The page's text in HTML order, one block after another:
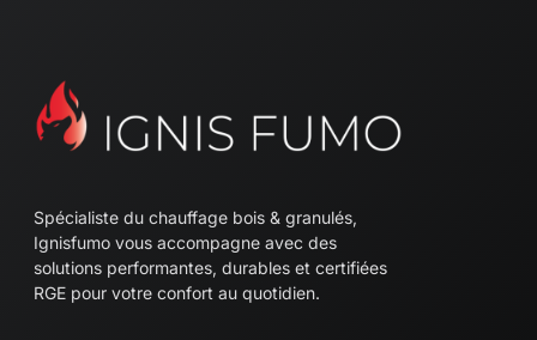
Spécialiste du chauffage bois & granulés,
Ignisfumo vous accompagne avec des
solutions performantes, durables et certifiées
RGE pour votre confort au quotidien.